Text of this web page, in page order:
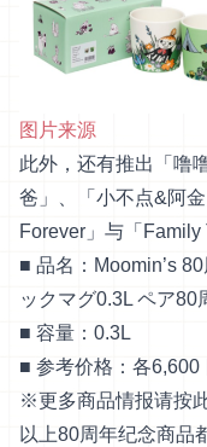
图片来源
此外，还有推出「噜
爸」、「小不点&阿
Forever」与「Family
■ 品名：Moomin’s
ックマグ0.3L ペア80
■ 容量：0.3L
■ 参考价格：各6,600
※更多商品情报请按
以上80周年纪念商品